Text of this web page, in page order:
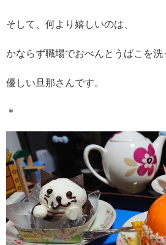
そして、何より嬉しいのは、
かならず職場でおべんとうばこを洗
優しい旦那さんです。
＊